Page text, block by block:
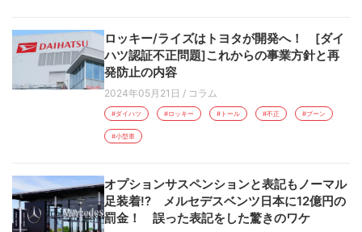
ロッキー/ライズはトヨタが開発へ！ [ダイ
ハツ認証不正問題]これからの事業方針と再
発防止の内容
2024年05月21日 / コラム
#ダイハツ #ロッキー #トール #不正 #ブーン
#小型車
オプションサスペンションと表記もノーマル
足装着!? メルセデスベンツ日本に12億円の
罰金！ 誤った表記をした驚きのワケ